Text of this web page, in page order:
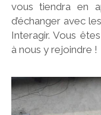
vous tiendra en
d’échanger avec
Interagir. Vous
à nous y rejoindre !